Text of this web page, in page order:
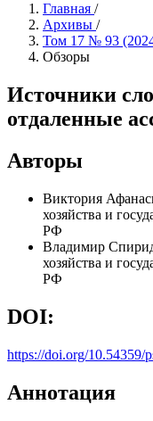
Главная /
Архивы /
Том 17 № 93
Обзоры
Источники
отдаленные
Авторы
Виктория
хозяйства и
РФ
Владимир
хозяйства и
РФ
DOI:
https://doi.org/10.54359/
Аннотация